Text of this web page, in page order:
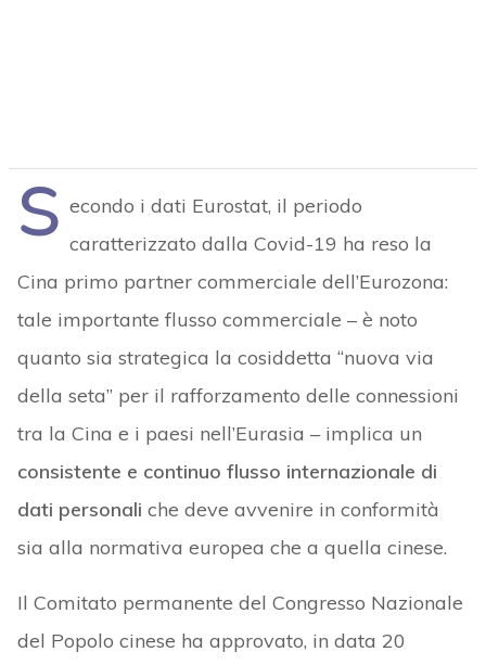
S econdo i dati Eurostat, il periodo
caratterizzato dalla Covid-19 ha reso la
Cina primo partner commerciale dell’Eurozona:
tale importante flusso commerciale – è noto
quanto sia strategica la cosiddetta “nuova via
della seta” per il rafforzamento delle connessioni
tra la Cina e i paesi nell’Eurasia – implica un
consistente e continuo flusso internazionale di
dati personali che deve avvenire in conformità
sia alla normativa europea che a quella cinese.
Il Comitato permanente del Congresso Nazionale
del Popolo cinese ha approvato, in data 20